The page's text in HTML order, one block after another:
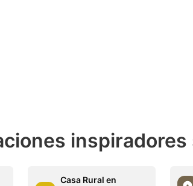
inspiradores
Casa Rural en